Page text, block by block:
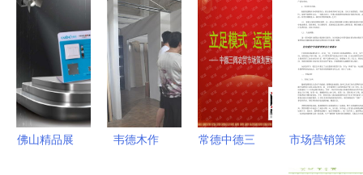
佛山精品展
韦德木作
常德中德三
市场营销策